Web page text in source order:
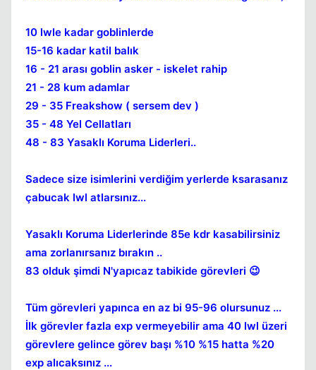
10 lwle kadar goblinlerde
15-16 kadar katil balık
16 - 21 arası goblin asker - iskelet rahip
21 - 28 kum adamlar
29 - 35 Freakshow ( sersem dev )
35 - 48 Yel Cellatları
48 - 83 Yasaklı Koruma Liderleri..
Sadece size isimlerini verdiğim yerlerde ksarasanız
çabucak lwl atlarsınız...
Yasaklı Koruma Liderlerinde 85e kdr kasabilirsiniz
ama zorlanırsanız bırakın ..
83 olduk şimdi N'yapıcaz tabikide görevleri 😉
Tüm görevleri yapınca en az bi 95-96 olursunuz ...
İlk görevler fazla exp vermeyebilir ama 40 lwl üzeri
görevlere gelince görev başı %10 %15 hatta %20
exp alıcaksınız ...